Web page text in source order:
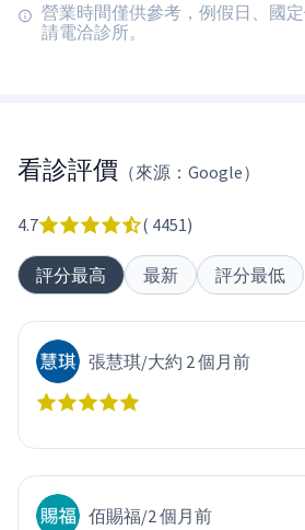
營業時間僅供參考，例假日、國
請電洽診所。
看診評價 （來源：Google）
4.7 ( 4451)
評分最高 最新 評分最低
張慧琪/大約 2 個月前
佰賜福/2 個月前